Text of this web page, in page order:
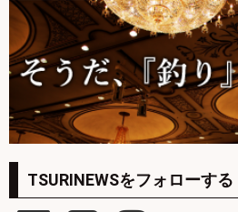
TSURINEWSをフォローする